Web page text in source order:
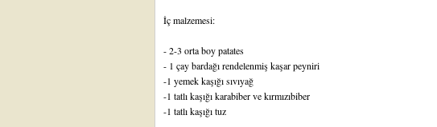
İç malzemesi:
- 2-3 orta boy patates
- 1 çay bardağı rendelenmiş kaşar peyniri
-1 yemek kaşığı sıvıyağ
-1 tatlı kaşığı karabiber ve kırmızıbiber
-1 tatlı kaşığı tuz